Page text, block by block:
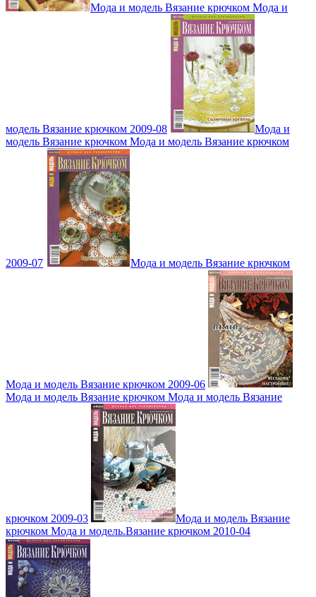
Мода и модель Вязание крючком Мода и
модель Вязание крючком 2009-08
Мода и
модель Вязание крючком Мода и модель Вязание крючком
2009-07 Мода и модель Вязание крючком
Мода и модель Вязание крючком 2009-06
Мода и модель Вязание крючком Мода и модель Вязание
крючком 2009-03
Мода и модель Вязание
крючком Мода и модель.Вязание крючком 2010-04